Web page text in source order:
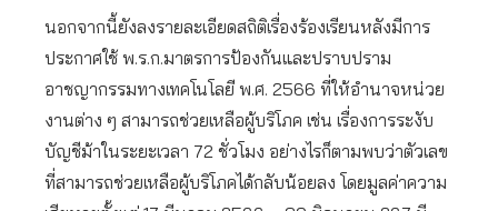
นอกจากนี้ยังลงรายละเอียดสถิติเรื่องร้องเรียนหลังมีการ
ประกาศใช้ พ.ร.ก.มาตรการป้องกันและปราบปราม
อาชญากรรมทางเทคโนโลยี พ.ศ. 2566 ที่ให้อำนาจหน่วย
งานต่าง ๆ สามารถช่วยเหลือผู้บริโภค เช่น เรื่องการระงับ
บัญชีม้าในระยะเวลา 72 ชั่วโมง อย่างไรก็ตามพบว่าตัวเลข
ที่สามารถช่วยเหลือผู้บริโภคได้กลับน้อยลง โดยมูลค่าความ